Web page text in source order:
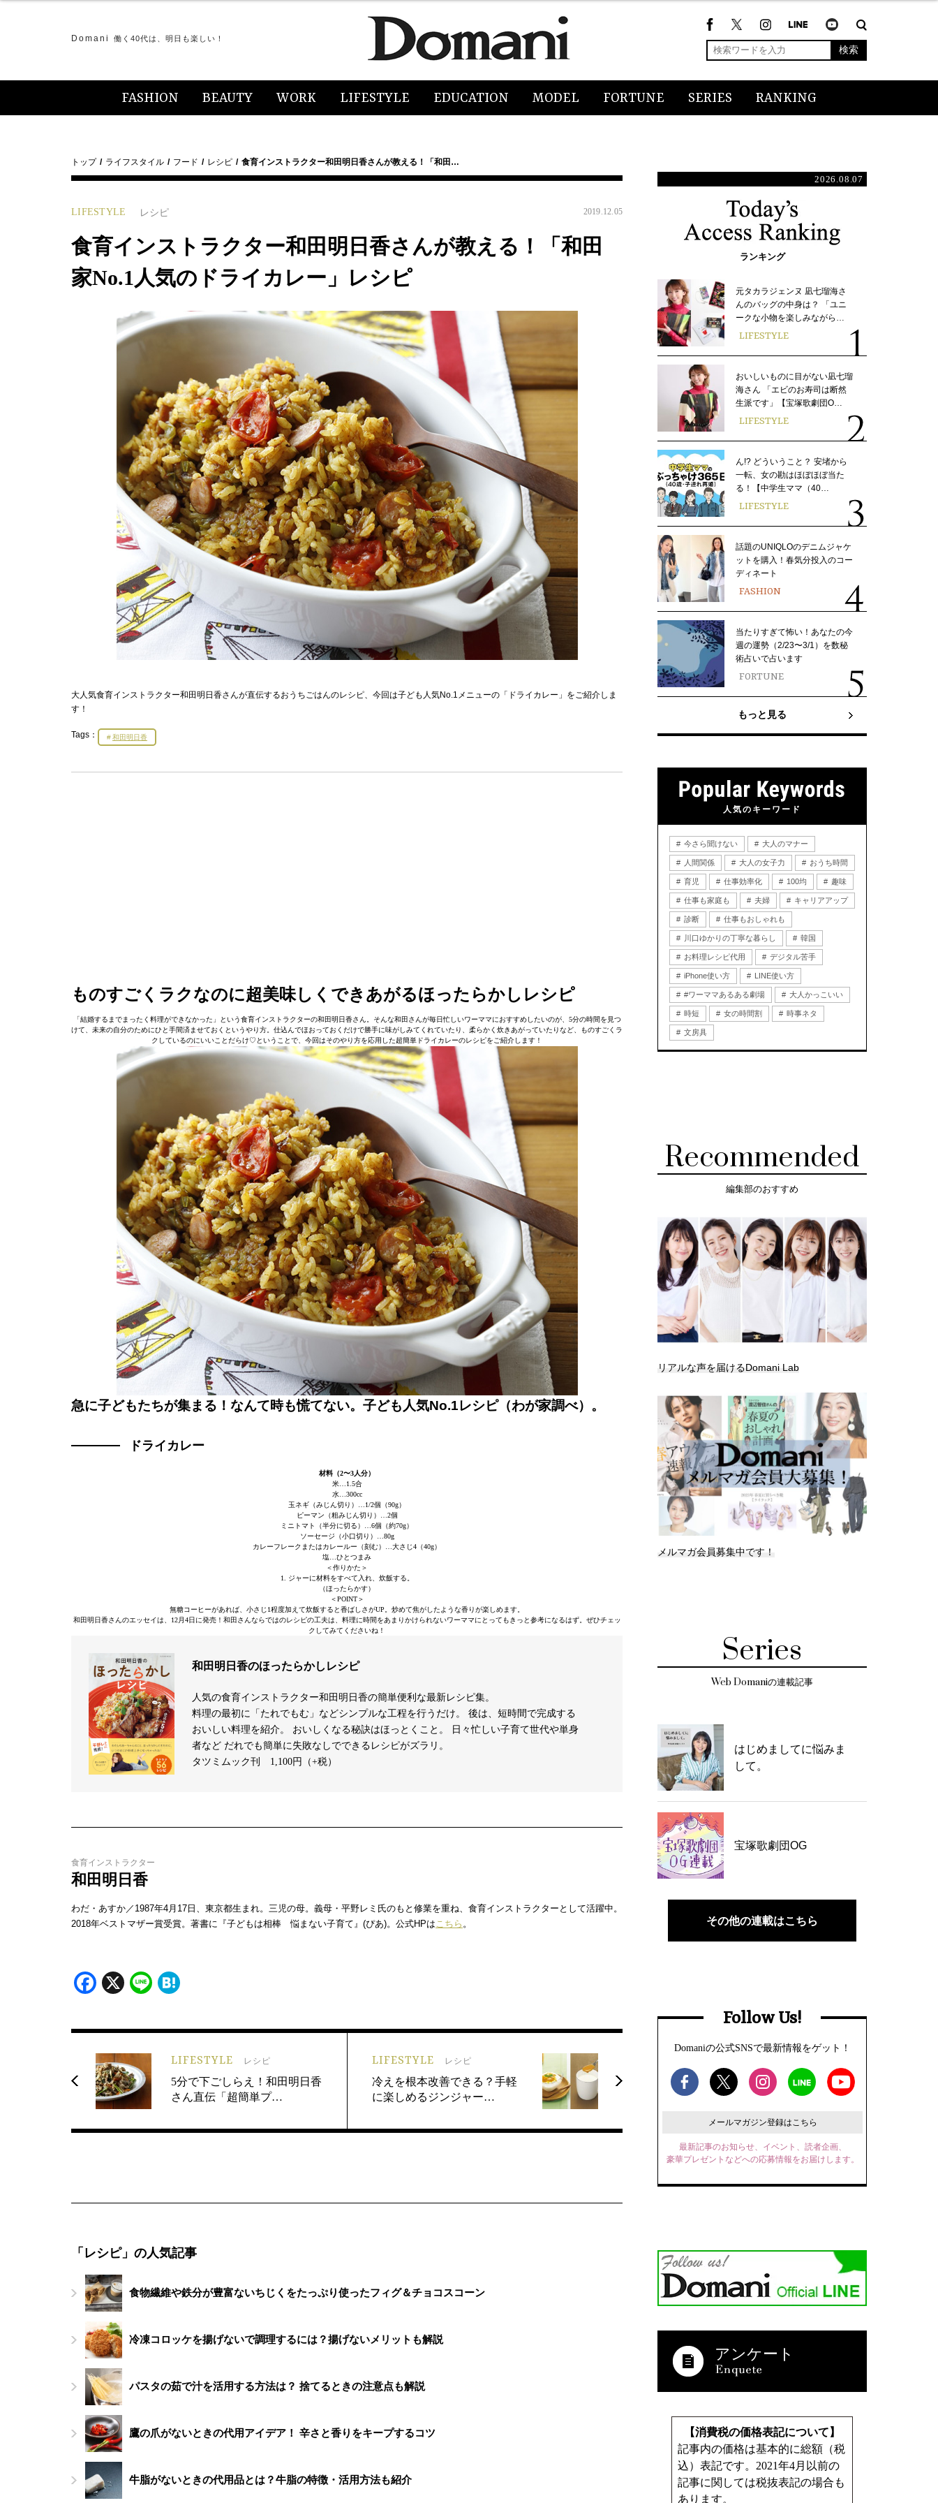
Domani 働く40代は、明日も楽しい！
検索
FASHION BEAUTY WORK LIFESTYLE EDUCATION MODEL FORTUNE SERIES RANKING
トップ ライフスタイル フード レシピ 食育インストラクター和田明日香さんが教える！「和田…
LIFESTYLE レシピ 2019.12.05
食育インストラクター和田明日香さんが教える！「和田
家No.1人気のドライカレー」レシピ
大人気食育インストラクター和田明日香さんが直伝するおうちごはんのレシピ、今回は子ども人気No.1メニューの「ドライカレー」をご紹介しま
す！
Tags： 和田明日香
ものすごくラクなのに超美味しくできあがるほったらかしレシピ
「結婚するまでまったく料理ができなかった」という食育インストラクターの和田明日香さん。そんな和田さんが毎日忙しいワーママにおすすめしたいのが、5分の時間を見つ
けて、未来の自分のためにひと手間済ませておくというやり方。仕込んでほおっておくだけで勝手に味がしみてくれていたり、柔らかく炊きあがっていたりなど、ものすごくラ
クしているのにいいことだらけ♡ということで、今回はそのやり方を応用した超簡単ドライカレーのレシピをご紹介します！
急に子どもたちが集まる！なんて時も慌てない。子ども人気No.1レシピ（わが家調べ）。
ドライカレー
材料（2〜3人分）
米…1.5合
水…300cc
玉ネギ（みじん切り）…1/2個（90g）
ピーマン（粗みじん切り）…2個
ミニトマト（半分に切る）…6個（約70g）
ソーセージ（小口切り）…80g
カレーフレークまたはカレールー（刻む）…大さじ4（40g）
塩…ひとつまみ
＜作りかた＞
1. ジャーに材料をすべて入れ、炊飯する。
（ほったらかす）
＜POINT＞
無糖コーヒーがあれば、小さじ1程度加えて炊飯すると香ばしさがUP。炒めて焦がしたような香りが楽しめます。
和田明日香さんのエッセイは、12月4日に発売！和田さんならではのレシピの工夫は、料理に時間をあまりかけられないワーママにとってもきっと参考になるはず。ぜひチェッ
クしてみてくださいね！
和田明日香のほったらかしレシピ
人気の食育インストラクター和田明日香の簡単便利な最新レシピ集。
料理の最初に「たれでもむ」などシンプルな工程を行うだけ。 後は、短時間で完成する
おいしい料理を紹介。 おいしくなる秘訣はほっとくこと。 日々忙しい子育て世代や単身
者など だれでも簡単に失敗なしでできるレシピがズラリ。
タツミムック刊 1,100円（+税）
食育インストラクター
和田明日香
わだ・あすか／1987年4月17日、東京都生まれ。三児の母。義母・平野レミ氏のもと修業を重ね、食育インストラクターとして活躍中。
2018年ベストマザー賞受賞。著書に『子どもは相棒 悩まない子育て』(ぴあ)。公式HPは こちら 。
Facebook
X Line
LIFESTYLE レシピ
5分で下ごしらえ！和田明日香
さん直伝「超簡単プ…
LIFESTYLE レシピ
冷えを根本改善できる？手軽
に楽しめるジンジャー…
「レシピ」の人気記事
食物繊維や鉄分が豊富ないちじくをたっぷり使ったフィグ＆チョコスコーン
冷凍コロッケを揚げないで調理するには？揚げないメリットも解説
パスタの茹で汁を活用する方法は？ 捨てるときの注意点も解説
鷹の爪がないときの代用アイデア！ 辛さと香りをキープするコツ
牛脂がないときの代用品とは？牛脂の特徴・活用方法も紹介
2026.08.07
ランキング
元タカラジェンヌ 凪七瑠海さ
んのバッグの中身は？ 「ユニ
ークな小物を楽しみながら…
LIFESTYLE
おいしいものに目がない凪七瑠
海さん 「エビのお寿司は断然
生派です」【宝塚歌劇団O…
LIFESTYLE
ん!? どういうこと？ 安堵から
一転、女の勘はほぼほぼ当た
る！【中学生ママ（40…
LIFESTYLE
話題のUNIQLOのデニムジャケ
ットを購入！春気分投入のコー
ディネート
FASHION
当たりすぎて怖い！あなたの今
週の運勢（2/23〜3/1）を数秘
術占いで占います
FORTUNE
もっと見る
人気のキーワード
今さら聞けない 大人のマナー
人間関係 大人の女子力 おうち時間
育児 仕事効率化 100均 趣味
仕事も家庭も 夫婦 キャリアアップ
診断 仕事もおしゃれも
川口ゆかりの丁寧な暮らし 韓国
お料理レシピ代用 デジタル苦手
iPhone使い方 LINE使い方
#ワーママあるある劇場 大人かっこいい
時短 女の時間割 時事ネタ
文房具
Recommended
編集部のおすすめ
リアルな声を届けるDomani Lab
メルマガ会員募集中です！
Series
Web Domaniの連載記事
はじめましてに悩みま
して。
宝塚歌劇団OG
その他の連載はこちら
Follow Us!
Domaniの公式SNSで最新情報をゲット！
メールマガジン登録はこちら
最新記事のお知らせ、イベント、読者企画、
豪華プレゼントなどへの応募情報をお届けします。
アンケート
【消費税の価格表記について】
記事内の価格は基本的に総額（税
込）表記です。2021年4月以前の
記事に関しては税抜表記の場合も
あります。